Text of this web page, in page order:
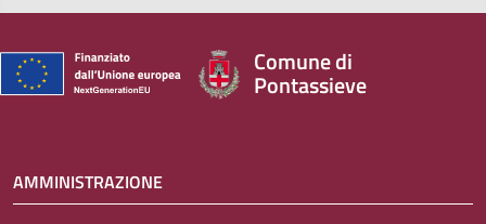
Comune di
Pontassieve
AMMINISTRAZIONE